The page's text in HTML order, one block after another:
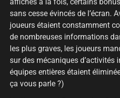
sans cesse évincés de l’écran.
joueurs étaient constamment
de nombreuses informations
les plus graves, les joueurs
sur des mécaniques d’activités
équipes entières étaient
ça vous parle ?)